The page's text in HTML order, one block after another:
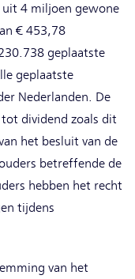
4 miljoen gewone
€ 453,78
geplaatste
geplaatste
Nederlanden. De
dividend zoals dit
het besluit van de
betreffende de
hebben het recht
tijdens
van het